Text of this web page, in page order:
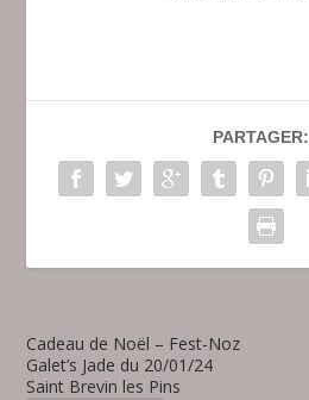
PARTAGER:
Cadeau de Noël – Fest-Noz
Galet’s Jade du 20/01/24
Saint Brevin les Pins